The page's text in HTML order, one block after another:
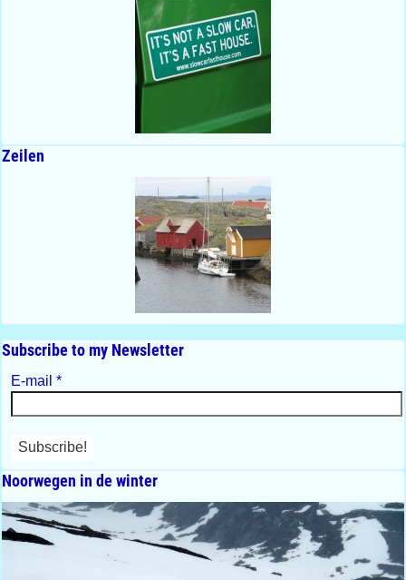
Zeilen
Subscribe to my Newsletter
E-mail *
Noorwegen in de winter